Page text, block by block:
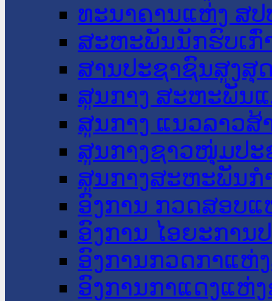
ທະນາຄານແຫ່ງ ສປ
ສະຫະພັນນັກຮົບເກົ່
ສານປະຊາຊົນສູງສຸ
ສູນກາງ ສະຫະພັນ
ສູນກາງ ແນວລາວສ້
ສູນກາງຊາວໜຸ່ມປະ
ສູນກາງສະຫະພັນກ
ອົງການ ກວດສອບແ
ອົງການ ໄອຍະການ
ອົງການກວດກາແຫ່
ອົງການກາແດງແຫ່